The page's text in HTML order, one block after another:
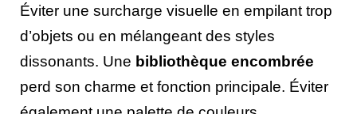
Éviter une surcharge visuelle en empilant trop
d’objets ou en mélangeant des styles
dissonants. Une bibliothèque encombrée
perd son charme et fonction principale. Éviter